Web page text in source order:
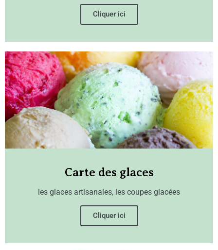
Cliquer ici
Carte des glaces
les glaces artisanales, les coupes glacées
Cliquer ici